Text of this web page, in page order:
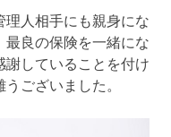
理人相手にも親身にな
最良の保険を一緒にな
謝していることを付け
ございました。